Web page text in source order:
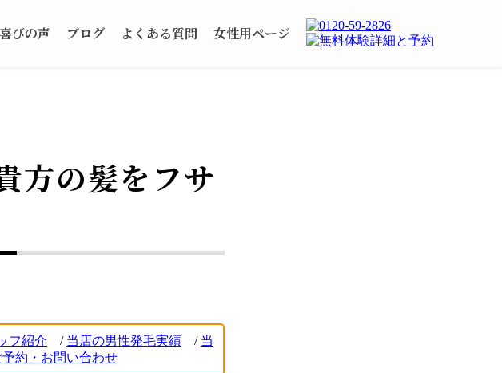
喜びの声 ブログ よくある質問 女性用ページ
方の髪をフサ
フ紹介 / 当店の男性発毛実績 / 当
予約・お問い合わせ